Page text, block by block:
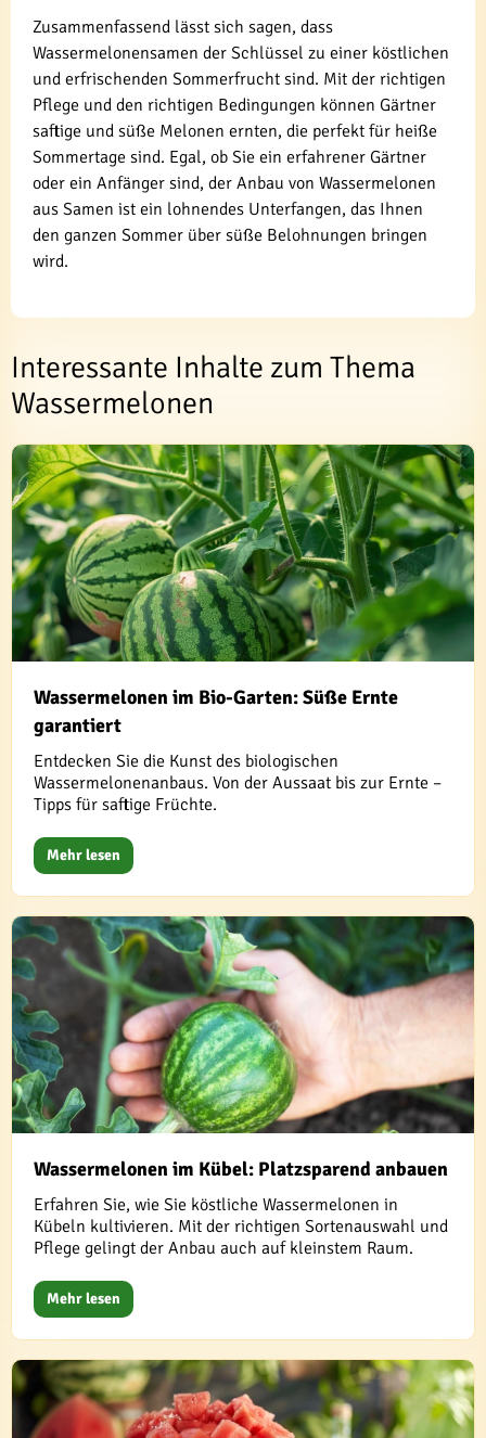
Zusammenfassend lässt sich sagen, dass
Wassermelonensamen der Schlüssel zu einer köstlichen
und erfrischenden Sommerfrucht sind. Mit der richtigen
Pflege und den richtigen Bedingungen können Gärtner
saftige und süße Melonen ernten, die perfekt für heiße
Sommertage sind. Egal, ob Sie ein erfahrener Gärtner
oder ein Anfänger sind, der Anbau von Wassermelonen
aus Samen ist ein lohnendes Unterfangen, das Ihnen
den ganzen Sommer über süße Belohnungen bringen
wird.
Interessante Inhalte zum Thema
Wassermelonen
Wassermelonen im Bio-Garten: Süße Ernte
garantiert
Entdecken Sie die Kunst des biologischen
Wassermelonenanbaus. Von der Aussaat bis zur Ernte –
Tipps für saftige Früchte.
Mehr lesen
Wassermelonen im Kübel: Platzsparend anbauen
Erfahren Sie, wie Sie köstliche Wassermelonen in
Kübeln kultivieren. Mit der richtigen Sortenauswahl und
Pflege gelingt der Anbau auch auf kleinstem Raum.
Mehr lesen